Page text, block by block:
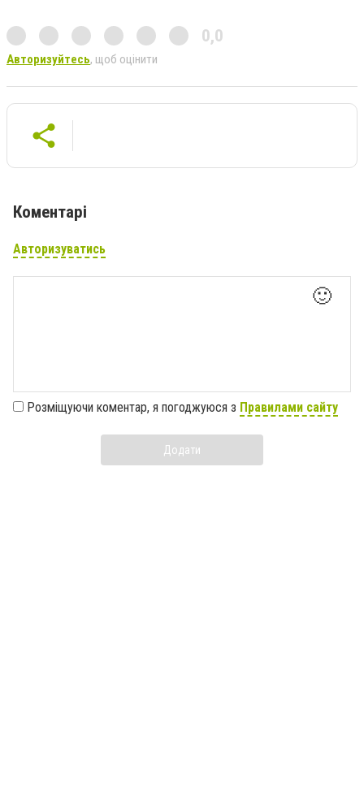
0,0
Авторизуйтесь, щоб оцінити
Коментарі
Авторизуватись
🙂
Розміщуючи коментар, я погоджуюся з Правилами сайту
Додати